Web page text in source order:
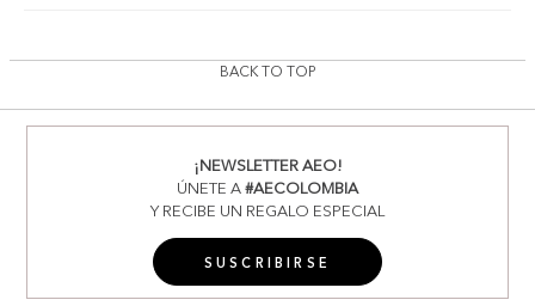
BACK TO TOP
¡NEWSLETTER AEO!
ÚNETE A#AECOLOMBIA
Y RECIBE UN REGALO ESPECIAL
SUSCRIBIRSE